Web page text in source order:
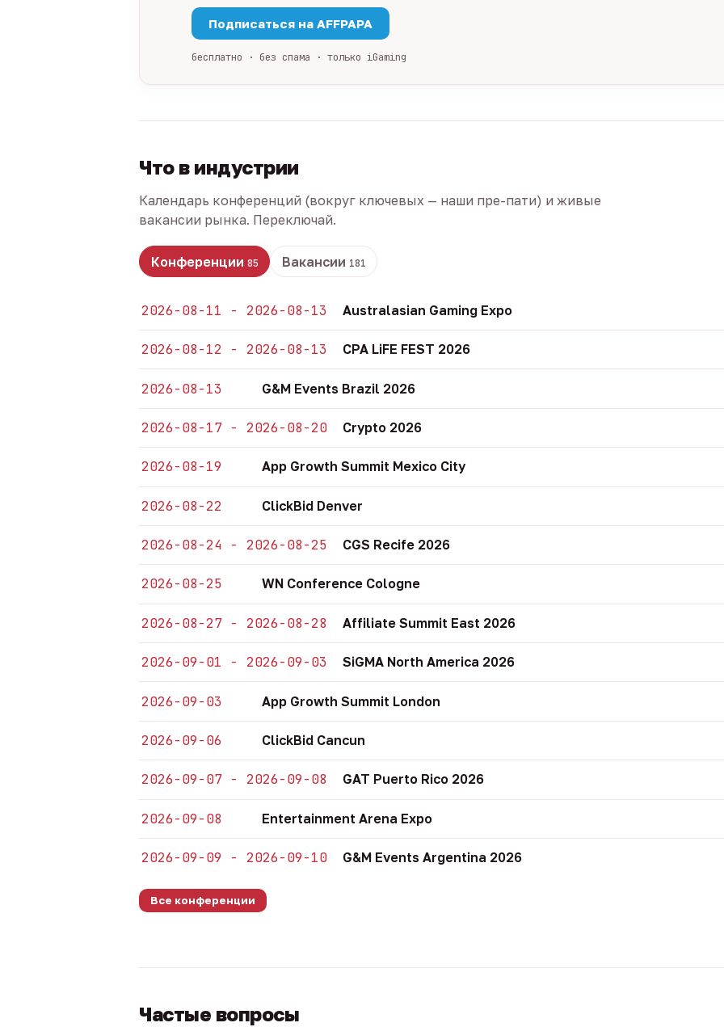
Подписаться на AFFPAPA
бесплатно · без спама · только iGaming
Что в индустрии
Календарь конференций (вокруг ключевых — наши пре-пати) и живые
вакансии рынка. Переключай.
Конференции 85 Вакансии 181
2026-08-11 - 2026-08-13 Australasian Gaming Expo
2026-08-12 - 2026-08-13 CPA LiFE FEST 2026
2026-08-13 G&M Events Brazil 2026
2026-08-17 - 2026-08-20 Crypto 2026
2026-08-19 App Growth Summit Mexico City
2026-08-22 ClickBid Denver
2026-08-24 - 2026-08-25 CGS Recife 2026
2026-08-25 WN Conference Cologne
2026-08-27 - 2026-08-28 Affiliate Summit East 2026
2026-09-01 - 2026-09-03 SiGMA North America 2026
2026-09-03 App Growth Summit London
2026-09-06 ClickBid Cancun
2026-09-07 - 2026-09-08 GAT Puerto Rico 2026
2026-09-08 Entertainment Arena Expo
2026-09-09 - 2026-09-10 G&M Events Argentina 2026
Все конференции
Частые вопросы